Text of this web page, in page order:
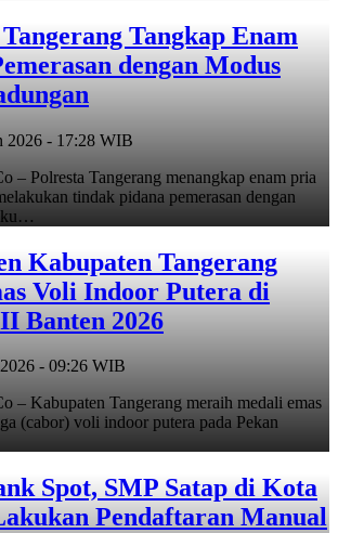
Tangkap Enam
dengan Modus
2026 - 17:28 WIB
– Polresta Tangerang menangkap enam pria
tindak pidana pemerasan dengan
Kabupaten Tangerang
Voli Indoor Putera di
Banten 2026
- 09:26 WIB
– Kabupaten Tangerang meraih medali emas
(cabor) voli indoor putera pada Pekan
Spot, SMP Satap di Kota
Pendaftaran Manual